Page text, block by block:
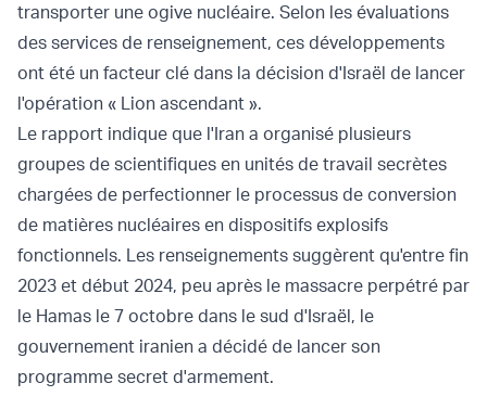
transporter une ogive nucléaire. Selon les évaluations
des services de renseignement, ces développements
ont été un facteur clé dans la décision d'Israël de lancer
l'opération « Lion ascendant ».
Le rapport indique que l'Iran a organisé plusieurs
groupes de scientifiques en unités de travail secrètes
chargées de perfectionner le processus de conversion
de matières nucléaires en dispositifs explosifs
fonctionnels. Les renseignements suggèrent qu'entre fin
2023 et début 2024, peu après le massacre perpétré par
le Hamas le 7 octobre dans le sud d'Israël, le
gouvernement iranien a décidé de lancer son
programme secret d'armement.